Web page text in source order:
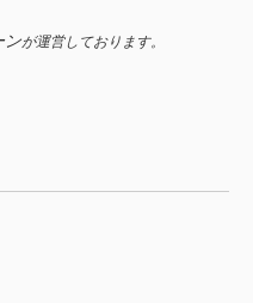
ンが運営しております。